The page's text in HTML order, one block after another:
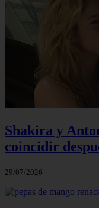
Shakira y
coincidir
29/07/2026